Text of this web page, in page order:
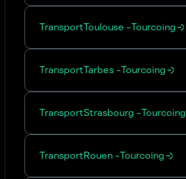
TransportToulouse -Tourcoing
TransportTarbes -Tourcoing
TransportStrasbourg -Tourcoing
TransportRouen -Tourcoing